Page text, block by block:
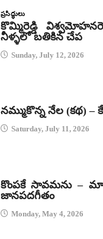
ప్రసిద్ధులు
కొమ్మిరెడ్డి
నీళ్ళలో బతికిన చేప
Sunday, July 12, 2026
నమ్ముకొన్న నేల (కథ) –
Saturday, July 11, 2026
కొంపకే సావమను – మా
జానపదగీతం
Monday, May 4, 2026